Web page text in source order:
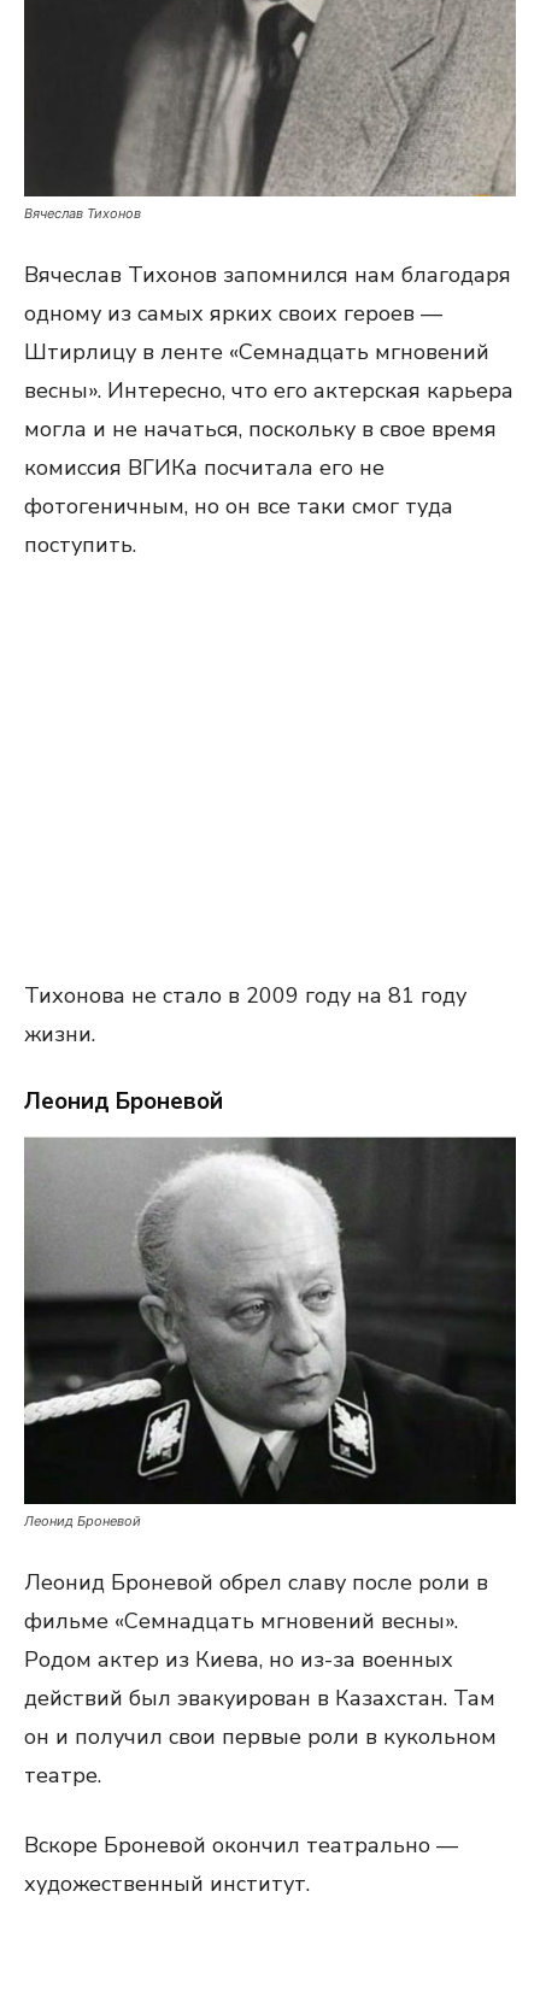
Вячеслав Тихонов
Вячеслав Тихонов запомнился нам благодаря
одному из самых ярких своих героев —
Штирлицу в ленте «Семнадцать мгновений
весны». Интересно, что его актерская карьера
могла и не начаться, поскольку в свое время
комиссия ВГИКа посчитала его не
фотогеничным, но он все таки смог туда
поступить.
Тихонова не стало в 2009 году на 81 году
жизни.
Леонид Броневой
Леонид Броневой
Леонид Броневой обрел славу после роли в
фильме «Семнадцать мгновений весны».
Родом актер из Киева, но из-за военных
действий был эвакуирован в Казахстан. Там
он и получил свои первые роли в кукольном
театре.
Вскоре Броневой окончил театрально —
художественный институт.